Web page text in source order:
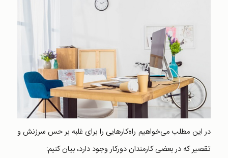
در این مطلب می‌خواهیم راه‌کارهایی را برای غلبه بر حس سرزنش و
تقصیر که در بعضی کارمندان دورکار وجود دارد،‌ بیان کنیم: